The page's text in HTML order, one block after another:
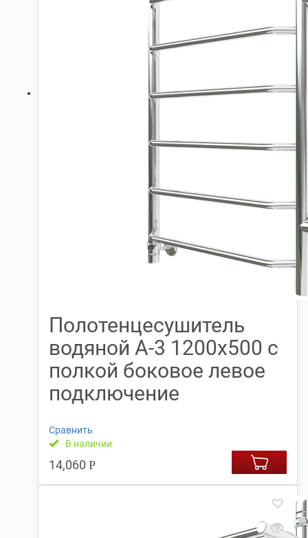
Полотенцесушитель
водяной А-3 1200х500 с
полкой боковое левое
подключение
Сравнить
В наличии
14,060 Р